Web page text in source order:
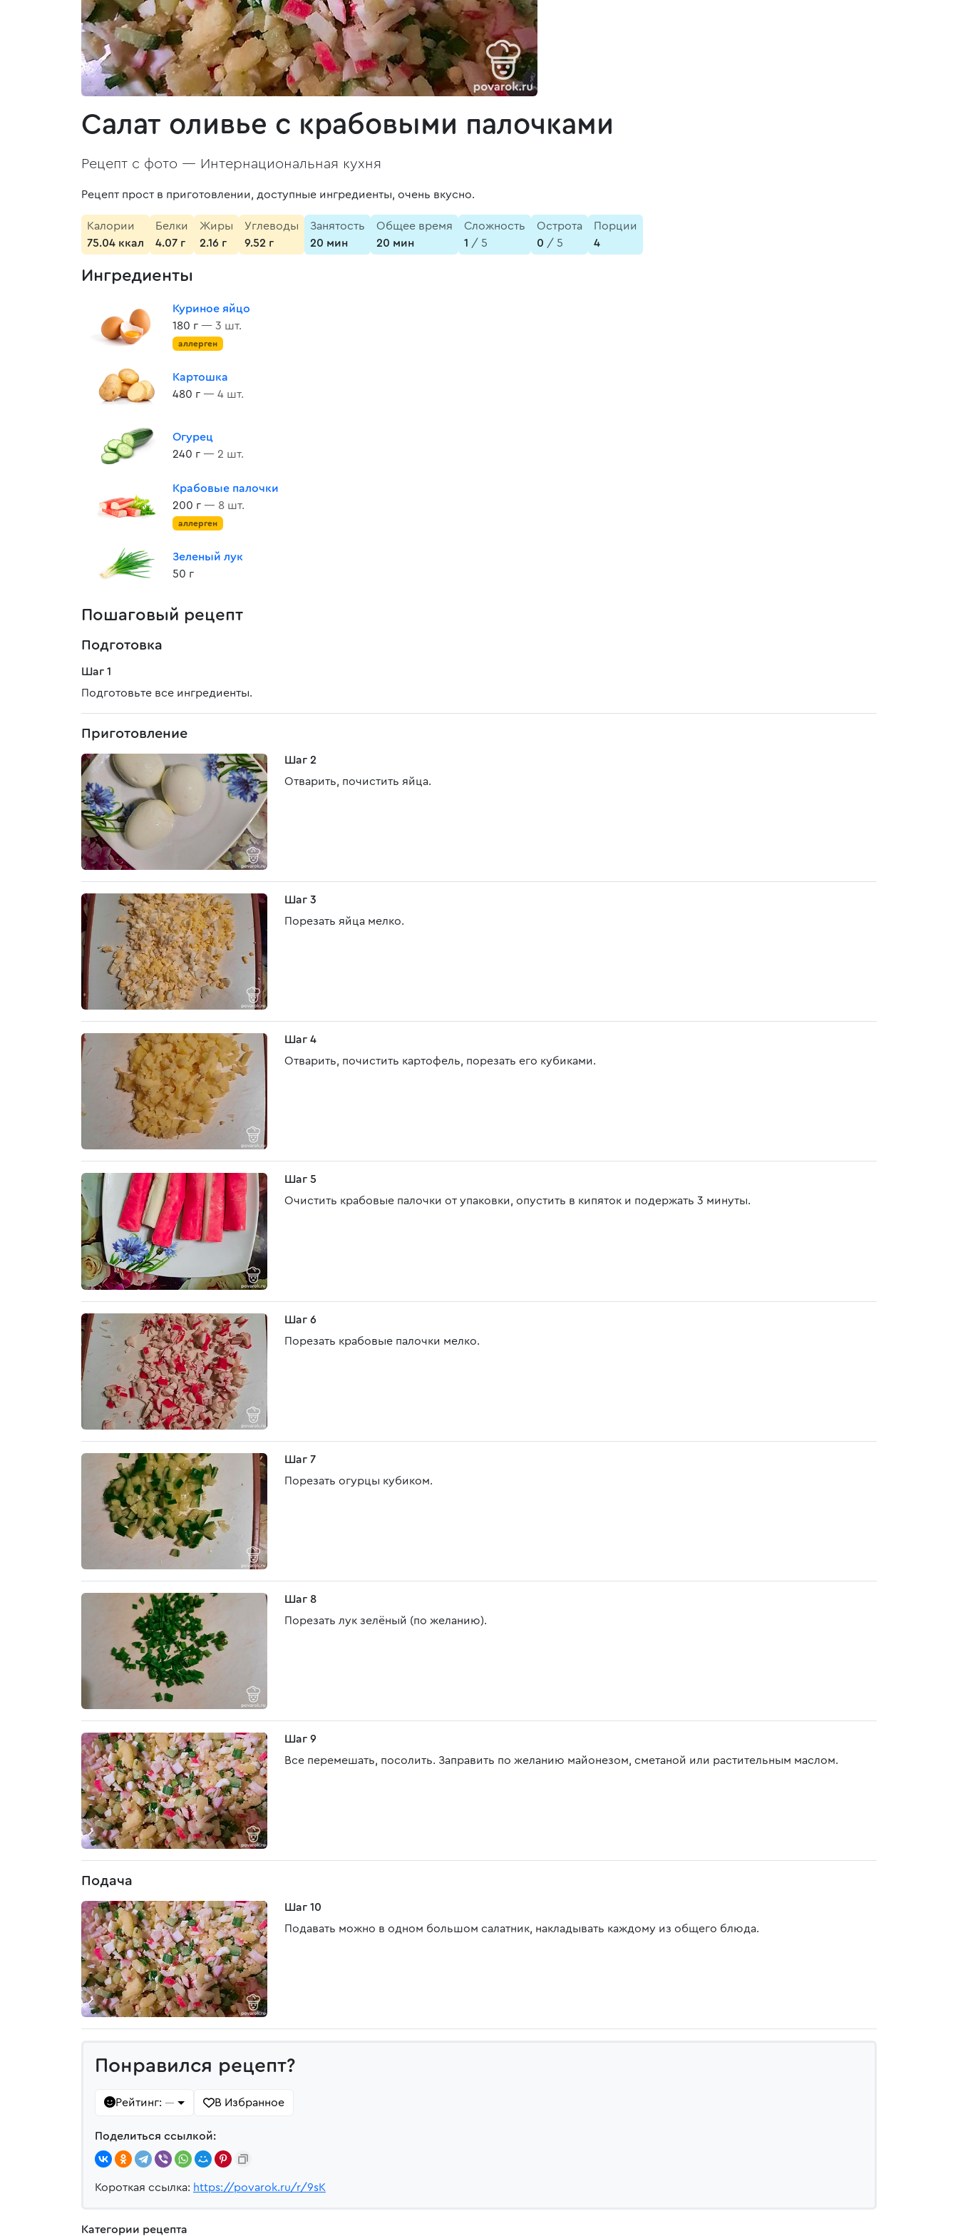
Салат оливье с крабовыми палочками
Рецепт с фото — Интернациональная кухня
Рецепт прост в приготовлении, доступные ингредиенты, очень вкусно.
Калории
75.04 ккал
Белки
4.07 г
Жиры
2.16 г
Углеводы
9.52 г
Занятость
20 мин
Общее время
20 мин
Сложность
1 / 5
Острота
0 / 5
Порции
4
Ингредиенты
Куриное яйцо
180 г — 3 шт.
аллерген
Картошка
480 г — 4 шт.
Огурец
240 г — 2 шт.
Крабовые палочки
200 г — 8 шт.
аллерген
Зеленый лук
50 г
Пошаговый рецепт
Подготовка
Шаг 1
Подготовьте все ингредиенты.
Приготовление
Шаг 2
Отварить, почистить яйца.
Шаг 3
Порезать яйца мелко.
Шаг 4
Отварить, почистить картофель, порезать его кубиками.
Шаг 5
Очистить крабовые палочки от упаковки, опустить в кипяток и подержать 3 минуты.
Шаг 6
Порезать крабовые палочки мелко.
Шаг 7
Порезать огурцы кубиком.
Шаг 8
Порезать лук зелёный (по желанию).
Шаг 9
Все перемешать, посолить. Заправить по желанию майонезом, сметаной или растительным маслом.
Подача
Шаг 10
Подавать можно в одном большом салатник, накладывать каждому из общего блюда.
Понравился рецепт?
Рейтинг: — В Избранное
Поделиться ссылкой:
Короткая ссылка: https://povarok.ru/r/9sK
Категории рецепта